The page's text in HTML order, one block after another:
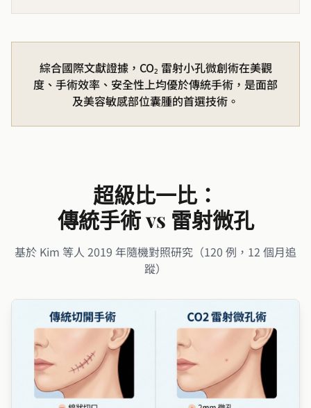
綜合國際文獻證據，CO₂ 雷射小孔微創術在美觀
度、手術效率、安全性上均優於傳統手術，是面部
及美容敏感部位囊腫的首選技術。
超級比一比：
傳統手術 vs 雷射微孔
基於 Kim 等人 2019 年隨機對照研究（120 例，12 個月追
蹤）